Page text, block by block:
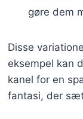
gøre dem
Disse
eksempel kan
kanel for en
fantasi, der